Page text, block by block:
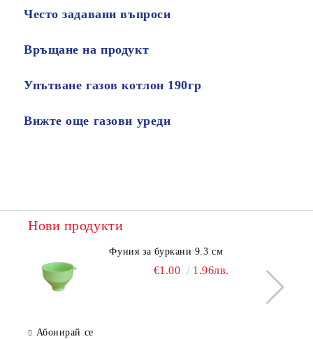
Често задавани въпроси
Връщане на продукт
Упътване газов котлон 190гр
Вижте още газови уреди
Нови продукти
Фуния за буркани 9.3 см
€1.00 1.96лв.
Абонирай се